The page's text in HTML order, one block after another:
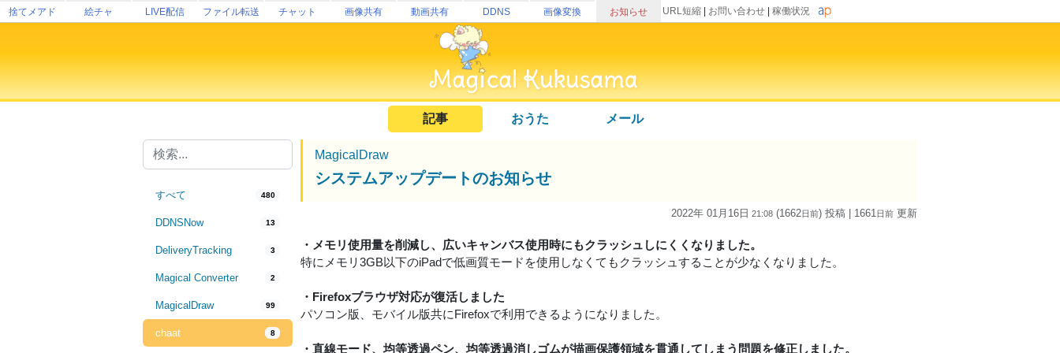
捨てメアド 絵チャ LIVE配信 ファイル転送 チャット 画像共有 動画共有 DDNS 画像変換 お知らせ URL短縮 お問い合わせ 稼働状況
記事 おうた メール
すべて 480
DDNSNow 13
DeliveryTracking 3
Magical Converter 2
MagicalDraw 99
chaat 8
MagicalDraw
システムアップデートのお知らせ
2022年 01月16日 21:08 (1662日前) 投稿 | 1661日前 更新
・メモリ使用量を削減し、広いキャンバス使用時にもクラッシュしにくくなりました。
特にメモリ3GB以下のiPadで低画質モードを使用しなくてもクラッシュすることが少なくなりました。
・Firefoxブラウザ対応が復活しました
パソコン版、モバイル版共にFirefoxで利用できるようになりました。
・直線モード、均等透過ペン、均等透過消しゴムが描画保護領域を貫通してしまう問題を修正しました。